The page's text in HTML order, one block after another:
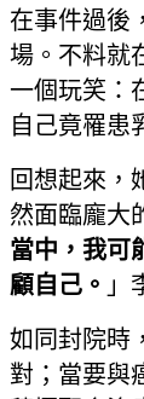
在事件過後
場。不料就
一個玩笑：
自己竟罹患
回想起來，
然面臨龐大
當中，我可
顧自己。 」
如同封院時
對；當要與